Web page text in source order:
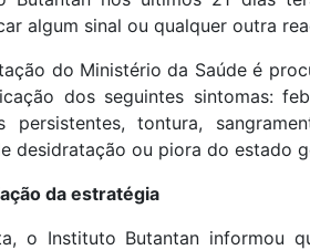
algum sinal ou qualquer outra
do Ministério da Saúde é
dos seguintes sintomas:
persistentes, tontura,
desidratação ou piora do estado
da estratégia
o Instituto Butantan informou